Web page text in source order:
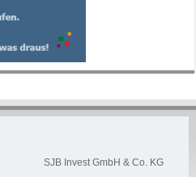
SJB Invest GmbH & Co. KG